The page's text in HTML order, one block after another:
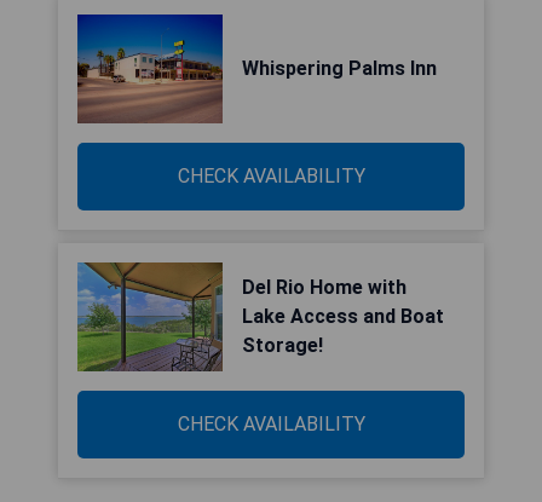
Whispering Palms Inn
CHECK AVAILABILITY
Del Rio Home with
Lake Access and Boat
Storage!
CHECK AVAILABILITY